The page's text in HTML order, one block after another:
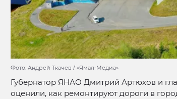
Фото: Андрей Ткачев / «Ямал-Медиа»
Губернатор ЯНАО Дмитрий Артюхов и
оценили, как ремонтируют дороги в